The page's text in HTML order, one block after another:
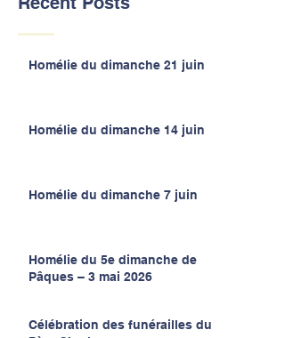
Homélie du dimanche 21 juin
Homélie du dimanche 14 juin
Homélie du dimanche 7 juin
Homélie du 5e dimanche de
Pâques – 3 mai 2026
Célébration des funérailles du